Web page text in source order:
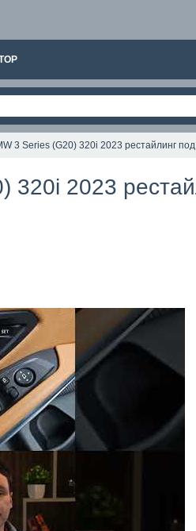
3 Series (G20) 320i 2023 рестайлинг
320i 2023